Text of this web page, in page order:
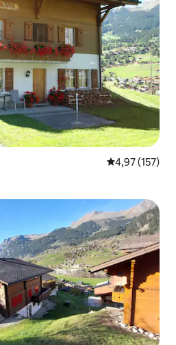
Средна
4,97 (157)